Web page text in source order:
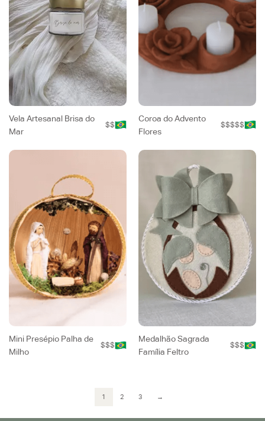
Vela Artesanal Brisa do
Mar
$$
Coroa do Advento
Flores
$$$$$
Mini Presépio Palha de
Milho
$$$
Medalhão Sagrada
Família Feltro
$$$
1 2 3 →